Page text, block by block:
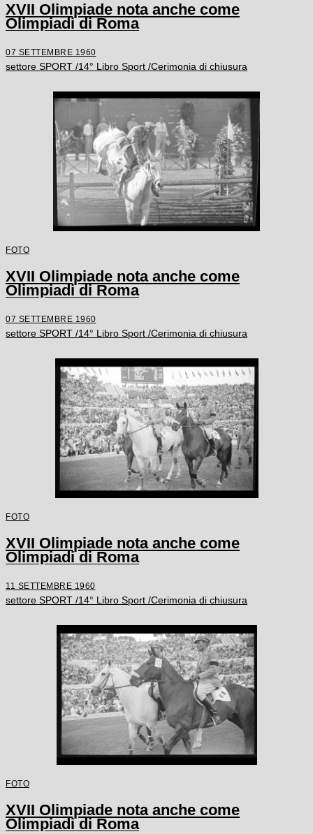
XVII Olimpiade nota anche come
Olimpiadi di Roma
07 SETTEMBRE 1960
settore SPORT /14° Libro Sport /Cerimonia di chiusura
FOTO
XVII Olimpiade nota anche come
Olimpiadi di Roma
07 SETTEMBRE 1960
settore SPORT /14° Libro Sport /Cerimonia di chiusura
FOTO
XVII Olimpiade nota anche come
Olimpiadi di Roma
11 SETTEMBRE 1960
settore SPORT /14° Libro Sport /Cerimonia di chiusura
FOTO
XVII Olimpiade nota anche come
Olimpiadi di Roma